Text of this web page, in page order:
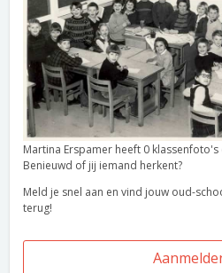
Martina Erspamer heeft 0
Benieuwd of jij iemand herkent?
Meld je snel aan en vind jouw oud-
terug!